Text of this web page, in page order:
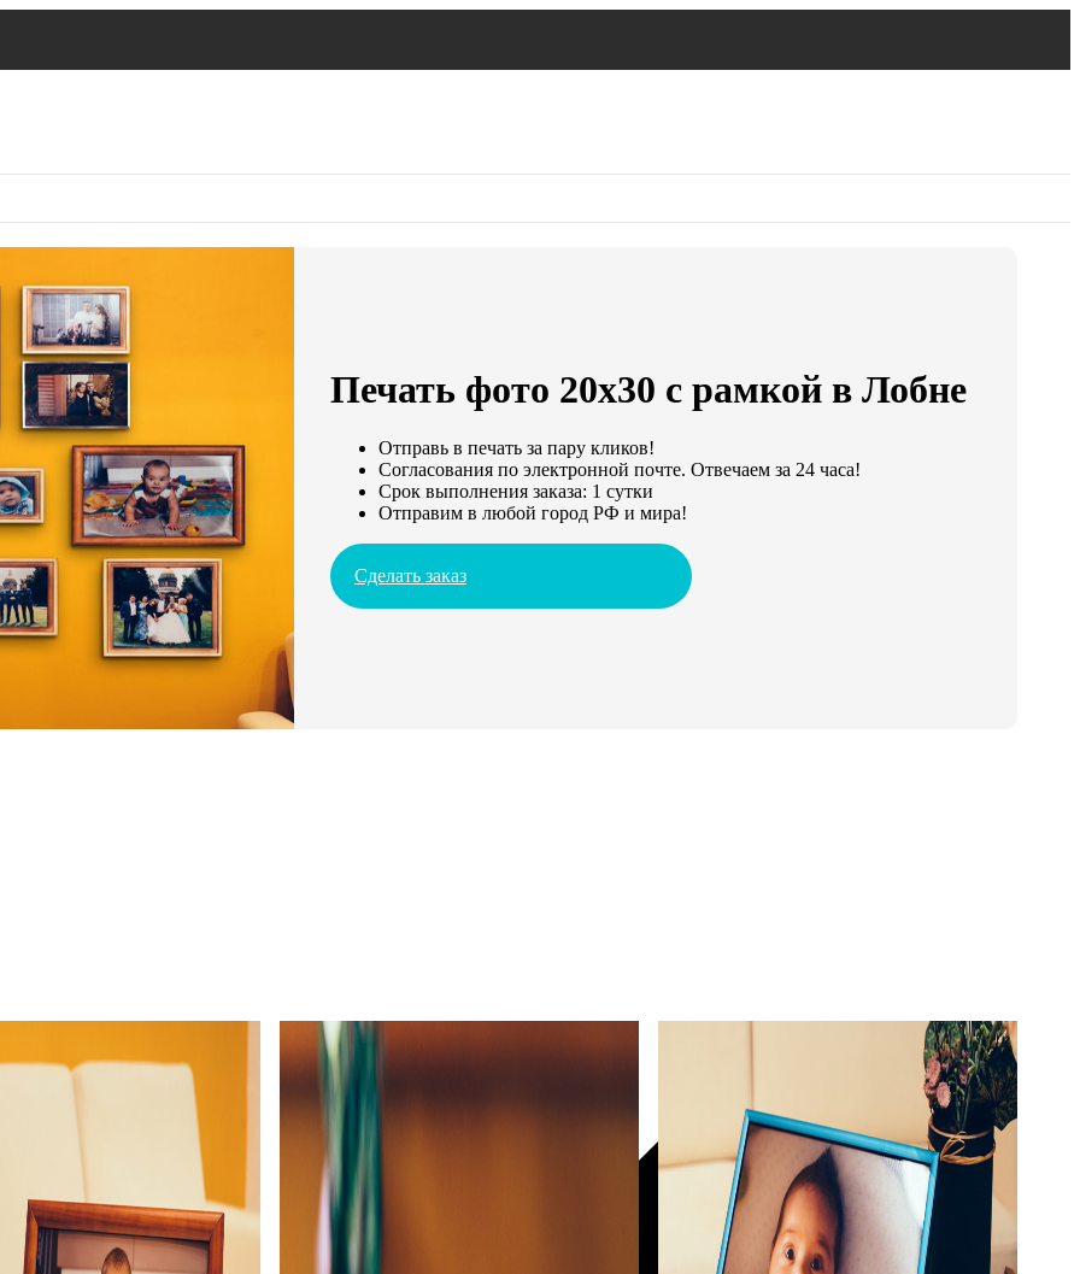
Печать фото 20х30 с рамкой в Лобне
Отправь в печать за пару кликов!
Согласования по электронной почте. Отвечаем за 24 часа!
Срок выполнения заказа: 1 сутки
Отправим в любой город РФ и мира!
Сделать заказ